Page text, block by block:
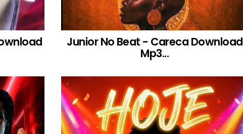
Junior No Beat - Careca Download
Mp3...